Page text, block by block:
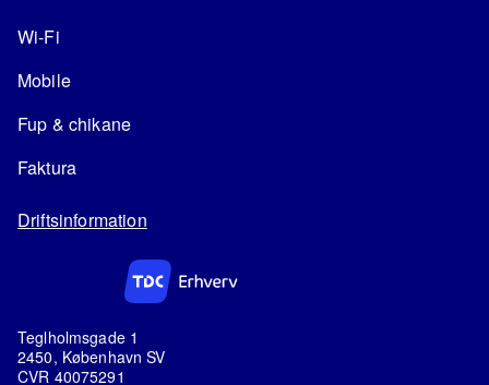
Wi-Fi
Mobile
Fup & chikane
Faktura
Driftsinformation
Teglholmsgade 1
2450, København SV
CVR 40075291